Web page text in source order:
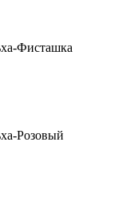
Фисташка
Розовый